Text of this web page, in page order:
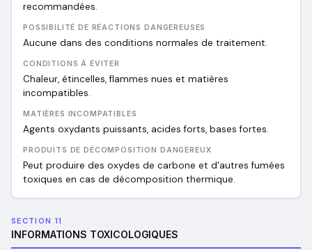
recommandées.
POSSIBILITÉ DE RÉACTIONS DANGEREUSES
Aucune dans des conditions normales de traitement.
CONDITIONS À ÉVITER
Chaleur, étincelles, flammes nues et matières
incompatibles.
MATIÈRES INCOMPATIBLES
Agents oxydants puissants, acides forts, bases fortes.
PRODUITS DE DÉCOMPOSITION DANGEREUX
Peut produire des oxydes de carbone et d'autres fumées
toxiques en cas de décomposition thermique.
SECTION 11
INFORMATIONS TOXICOLOGIQUES